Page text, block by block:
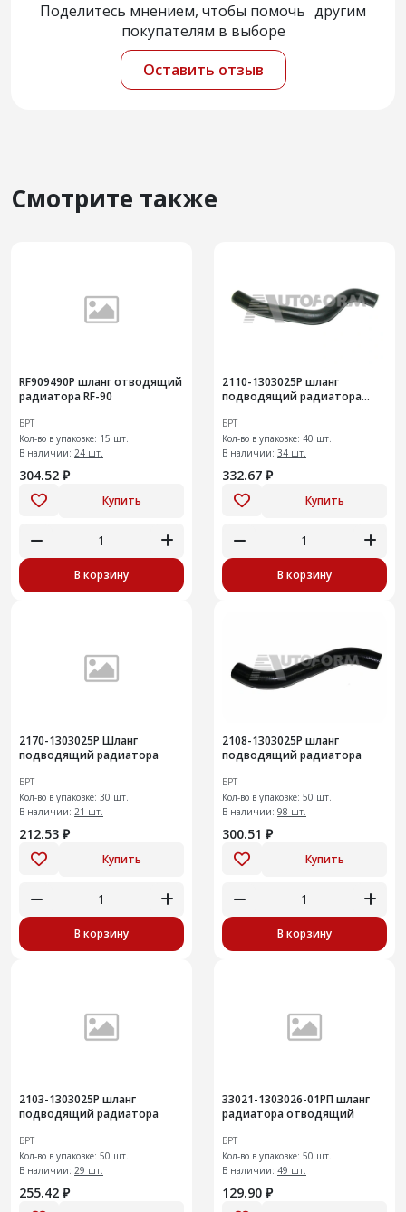
Поделитесь мнением, чтобы помочь другим
покупателям в выборе
Оставить отзыв
Смотрите также
RF909490Р шланг отводящий
радиатора RF-90
БРТ
Кол-во в упаковке: 15 шт.
В наличии: 24 шт.
304.52 ₽
Купить
В корзину
2110-1303025Р шланг
подводящий радиатора
БРТ
Кол-во в упаковке: 40 шт.
В наличии: 34 шт.
332.67 ₽
Купить
В корзину
2170-1303025Р Шланг
подводящий радиатора
БРТ
Кол-во в упаковке: 30 шт.
В наличии: 21 шт.
212.53 ₽
Купить
В корзину
2108-1303025Р шланг
подводящий радиатора
БРТ
Кол-во в упаковке: 50 шт.
В наличии: 98 шт.
300.51 ₽
Купить
В корзину
2103-1303025Р шланг
подводящий радиатора
БРТ
Кол-во в упаковке: 50 шт.
В наличии: 29 шт.
255.42 ₽
33021-1303026-01РП шланг
радиатора отводящий
БРТ
Кол-во в упаковке: 50 шт.
В наличии: 49 шт.
129.90 ₽